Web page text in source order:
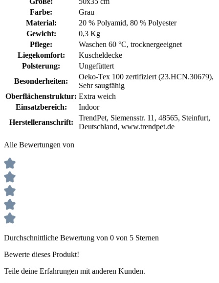
Farbe:
Grau
Material:
20 % Polyamid, 80 % Polyester
Gewicht:
0,3 Kg
Pflege:
Waschen 60 °C, trocknergeeignet
Liegekomfort:
Kuscheldecke
Polsterung:
Ungefüttert
Besonderheiten:
Oeko-Tex 100 zertifiziert (23.HCN.30679),
Sehr saugfähig
Oberflächenstruktur: Extra weich
Einsatzbereich:
Indoor
Herstelleranschrift:
TrendPet, Siemensstr. 11, 48565, Steinfurt,
Deutschland, www.trendpet.de
Alle Bewertungen von
Durchschnittliche Bewertung von 0 von 5 Sternen
Bewerte dieses Produkt!
Teile deine Erfahrungen mit anderen Kunden.